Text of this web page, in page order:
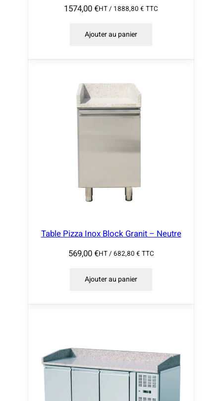
1574,00€HT / 1888,80 € TTC
Ajouter au panier
Table Pizza Inox Block Granit – Neutre
569,00€HT / 682,80 € TTC
Ajouter au panier